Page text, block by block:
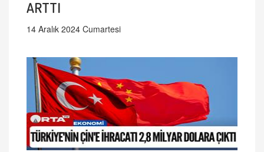
ARTTI
14 Aralık 2024 Cumartesi